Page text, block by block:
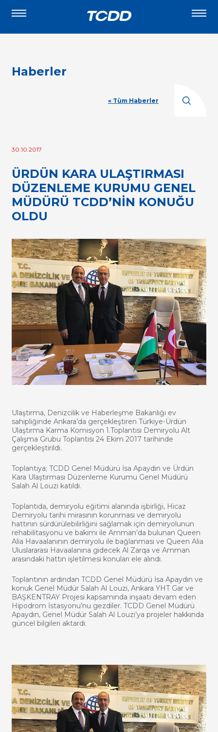
Haberler
« Tüm Haberler
30.10.2017
ÜRDÜN KARA ULAŞTIRMASI
DÜZENLEME KURUMU GENEL
MÜDÜRÜ TCDD’NİN KONUĞU
OLDU
Ulaştırma, Denizcilik ve Haberleşme Bakanlığı ev
sahipliğinde Ankara’da gerçekleştiren Türkiye-Ürdün
Ulaştırma Karma Komisyon 1.Toplantısı Demiryolu Alt
Çalışma Grubu Toplantısı 24 Ekim 2017 tarihinde
gerçekleştirildi.
Toplantıya; TCDD Genel Müdürü İsa Apaydın ve Ürdün
Kara Ulaştırması Düzenleme Kurumu Genel Müdürü
Salah Al Louzi katıldı.
Toplantıda, demiryolu eğitimi alanında işbirliği, Hicaz
Demiryolu tarihi mirasının korunması ve demiryolu
hattının sürdürülebilirliğini sağlamak için demiryolunun
rehabilitasyonu ve bakımı ile Amman’da bulunan Queen
Alia Havaalanının demiryolu ile bağlanması ve Queen Alia
Uluslararası Havaalanına gidecek Al Zarqa ve Amman
arasındaki hattın işletilmesi konuları ele alındı.
Toplantının ardından TCDD Genel Müdürü İsa Apaydın ve
konuk Genel Müdür Salah Al Louzi, Ankara YHT Gar ve
BAŞKENTRAY Projesi kapsamında inşaatı devam eden
Hipodrom İstasyonu’nu gezdiler. TCDD Genel Müdürü
Apaydın, Genel Müdür Salah Al Louzi’ya projeler hakkında
güncel bilgileri aktardı.